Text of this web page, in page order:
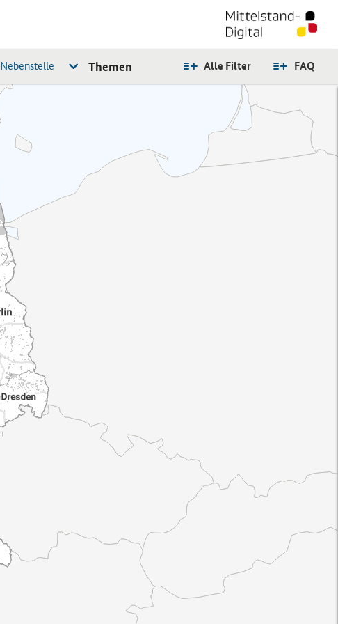
FAQ
Alle Filter
Nebenstelle Themen